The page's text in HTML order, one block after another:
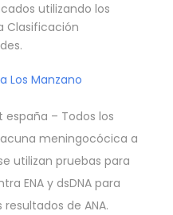
utilizando los
Clasificación
Los Manzano
– Todos los
meningocócica a
utilizan pruebas para
ENA y dsDNA para
de ANA.